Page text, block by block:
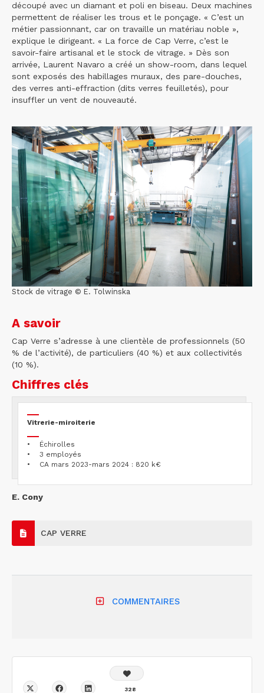
découpé avec un diamant et poli en biseau. Deux machines
permettent de réaliser les trous et le ponçage. « C’est un
métier passionnant, car on travaille un matériau noble »,
explique le dirigeant. « La force de Cap Verre, c’est le
savoir-faire artisanal et le stock de vitrage. » Dès son
arrivée, Laurent Navaro a créé un show-room, dans lequel
sont exposés des habillages muraux, des pare-douches,
des verres anti-effraction (dits verres feuilletés), pour
insuffler un vent de nouveauté.
Stock de vitrage © E. Tolwinska
A savoir
Cap Verre s’adresse à une clientèle de professionnels (50
% de l’activité), de particuliers (40 %) et aux collectivités
(10 %).
Chiffres clés
Vitrerie-miroiterie
• Échirolles
• 3 employés
• CA mars 2023-mars 2024 : 820 k€
E. Cony
CAP VERRE
COMMENTAIRES
328